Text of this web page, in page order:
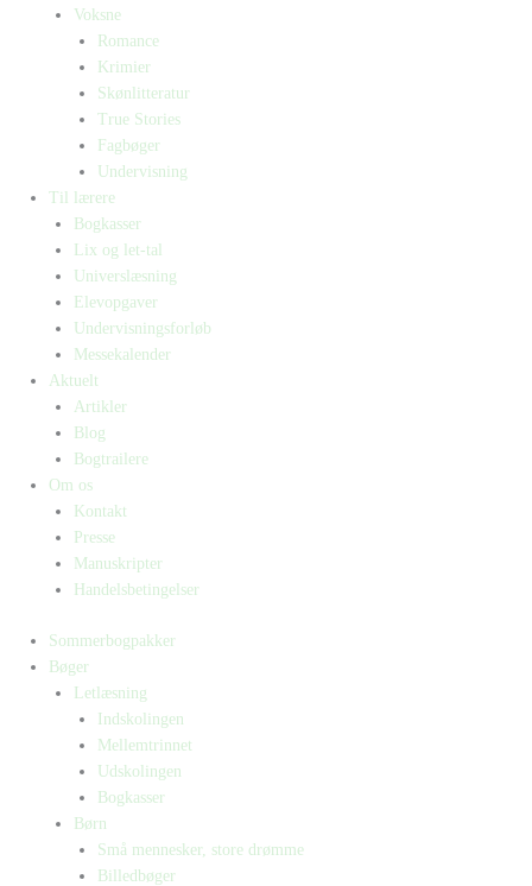
Voksne
Romance
Krimier
Skønlitteratur
True Stories
Fagbøger
Undervisning
Til lærere
Bogkasser
Lix og let-tal
Universlæsning
Elevopgaver
Undervisningsforløb
Messekalender
Aktuelt
Artikler
Blog
Bogtrailere
Om os
Kontakt
Presse
Manuskripter
Handelsbetingelser
Sommerbogpakker
Bøger
Letlæsning
Indskolingen
Mellemtrinnet
Udskolingen
Bogkasser
Børn
Små mennesker, store drømme
Billedbøger